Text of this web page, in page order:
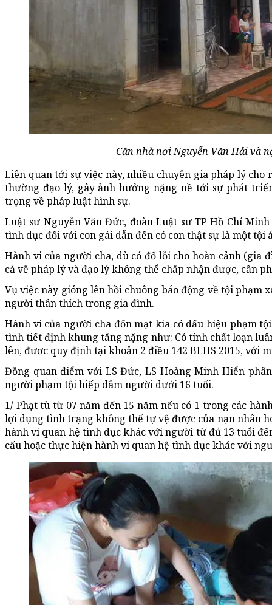
Căn nhà nơi Nguyễn Văn Hải và
Liên quan tới sự việc này, nhiều chuyên gia pháp lý
thường đạo lý, gây ảnh hưởng nặng nề tới sự phát
trọng về pháp luật hình sự.
Luật sư Nguyễn Văn Đức, đoàn Luật sư TP Hồ Chí
tình dục đối với con gái dẫn đến có con thật sự là một tội
Hành vi của người cha, dù có đổ lỗi cho hoàn cảnh
cả về pháp lý và đạo lý không thể chấp nhận được, cần
Vụ việc này gióng lên hồi chuông báo động về tội phạm
người thân thích trong gia đình.
Hành vi của người cha đốn mạt kia có dấu hiệu phạm
tình tiết định khung tăng nặng như: Có tính chất loạn
lên, đươc quy định tại khoản 2 điều 142 BLHS 2015, với
Đồng quan điểm với LS Đức, LS Hoàng Minh Hiển
người phạm tội hiếp dâm người dưới 16 tuổi.
1/ Phạt tù từ 07 năm đến 15 năm nếu có 1 trong các
lợi dụng tình trạng không thể tự vệ được của nạn nhân
hành vi quan hệ tình dục khác với người từ đủ 13 tuổi
cấu hoặc thực hiện hành vi quan hệ tình dục khác với